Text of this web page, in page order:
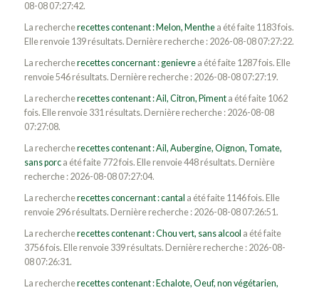
08-08 07:27:42.
La rechercherecettes contenant : Melon, Menthea été faite 1183 fois.
Elle renvoie 139 résultats. Dernière recherche : 2026-08-08 07:27:22.
La rechercherecettes concernant : genievrea été faite 1287 fois. Elle
renvoie 546 résultats. Dernière recherche : 2026-08-08 07:27:19.
La rechercherecettes contenant : Ail, Citron, Pimenta été faite 1062
fois. Elle renvoie 331 résultats. Dernière recherche : 2026-08-08
07:27:08.
La rechercherecettes contenant : Ail, Aubergine, Oignon, Tomate,
sans porca été faite 772 fois. Elle renvoie 448 résultats. Dernière
recherche : 2026-08-08 07:27:04.
La rechercherecettes concernant : cantal a été faite 1146 fois. Elle
renvoie 296 résultats. Dernière recherche : 2026-08-08 07:26:51.
La rechercherecettes contenant : Chou vert, sans alcool a été faite
3756 fois. Elle renvoie 339 résultats. Dernière recherche : 2026-08-
08 07:26:31.
La rechercherecettes contenant : Echalote, Oeuf, non végétarien,